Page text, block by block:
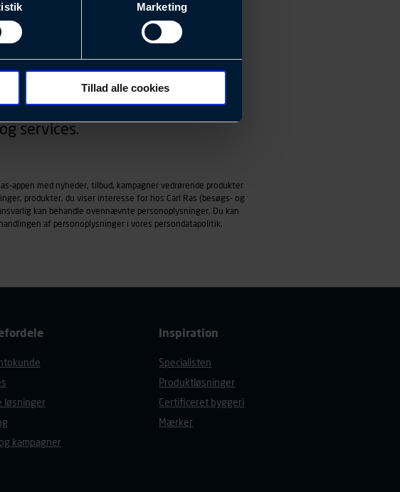
og effektiviteten af vores
og som derfor skal være nemme at
søgeord, IP-adresse,
anvendes.
om dit foretrukne sprog, og den
Til dette formål behandles der
færden på siderne, tidspunkt, hvad der
om enhedstype (computer,
Marketing
Tillad alle cookies
der vedrører værktøj, beslag,
services.
appen med nyheder, tilbud, kampagner vedrørende produkter
produkter, du viser interesse for hos Carl Ras (besøgs- og
kan behandle ovennævnte personoplysninger. Du kan
af personoplysninger i vores persondatapolitik.
løsninger
kampagner
Inspiration
Specialisten
Produktløsninger
Certificeret byggeri
Mærker